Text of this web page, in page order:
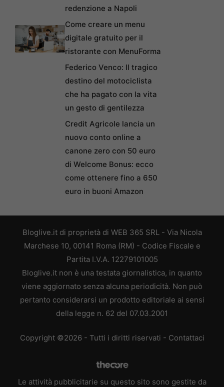
redenzione a Napoli
Come creare un menu
digitale gratuito per il
ristorante con MenuForma
Federico Venco: Il tragico
destino del motociclista
che ha pagato con la vita
un gesto di gentilezza
Credit Agricole lancia un
nuovo conto online a
canone zero con 50 euro
di Welcome Bonus: ecco
come ottenere fino a 650
euro in buoni Amazon
Bloglive.it di proprietà di WEB 365 SRL - Via Nicola
Marchese 10, 00141 Roma (RM) - Codice Fiscale e
Partita I.V.A. 12279101005
Bloglive.it non è una testata giornalistica, in quanto
viene aggiornato senza alcuna periodicità. Non può
pertanto considerarsi un prodotto editoriale ai sensi
della legge n. 62 del 07.03.2001
Copyright ©2026 - Tutti i diritti riservati - Contattaci
Le attività pubblicitarie su questo sito sono gestite da